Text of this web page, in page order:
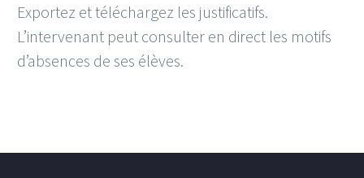
Exportez et téléchargez les justificatifs.
L’intervenant peut consulter en direct les motifs
d’absences de ses élèves.